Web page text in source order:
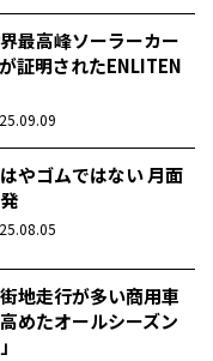
最高峰ソーラーカー
証明されたENLITEN
やゴムではない 月面
地走行が多い商用車
めたオールシーズン